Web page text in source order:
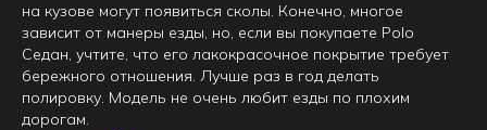
на кузове могут появиться сколы. Конечно, многое
зависит от манеры езды, но, если вы покупаете Polo
Седан, учтите, что его лакокрасочное покрытие требует
бережного отношения. Лучше раз в год делать
полировку. Модель не очень любит езды по плохим
дорогам.